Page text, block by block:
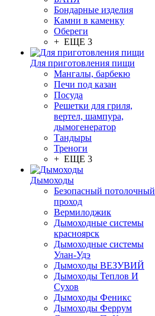
Бондарные изделия
Камни в каменку
Обереги
+ ЕЩЕ 3
Для приготовления пищи
Мангалы, барбекю
Печи под казан
Посуда
Решетки для гриля,
вертел, шампура,
дымогенератор
Тандыры
Треноги
+ ЕЩЕ 3
Дымоходы
Безопасный потолочный
проход
Вермилоджик
Дымоходные системы
красноярск
Дымоходные системы
Улан-Удэ
Дымоходы ВЕЗУВИЙ
Дымоходы Теплов И
Сухов
Дымоходы Феникс
Дымоходы Феррум